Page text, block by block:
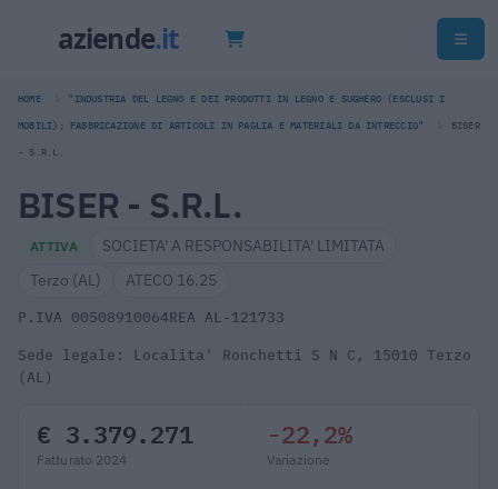
HOME "INDUSTRIA DEL LEGNO E DEI PRODOTTI IN LEGNO E SUGHERO (ESCLUSI I
MOBILI); FABBRICAZIONE DI ARTICOLI IN PAGLIA E MATERIALI DA INTRECCIO" BISER
- S.R.L.
BISER - S.R.L.
ATTIVA
SOCIETA' A RESPONSABILITA' LIMITATA
Terzo (AL)
ATECO 16.25
P.IVA 00508910064REA AL-121733
Sede legale: Localita' Ronchetti S N C, 15010 Terzo
(AL)
€ 3.379.271
Fatturato 2024
-22,2%
Variazione